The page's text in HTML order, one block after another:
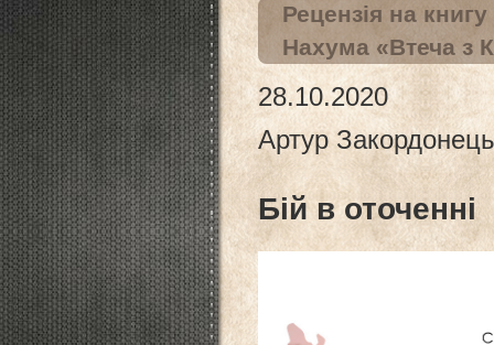
Рецензія на
Нахума «Втеча з
28.10.2020
Артур
Бій в оточенні